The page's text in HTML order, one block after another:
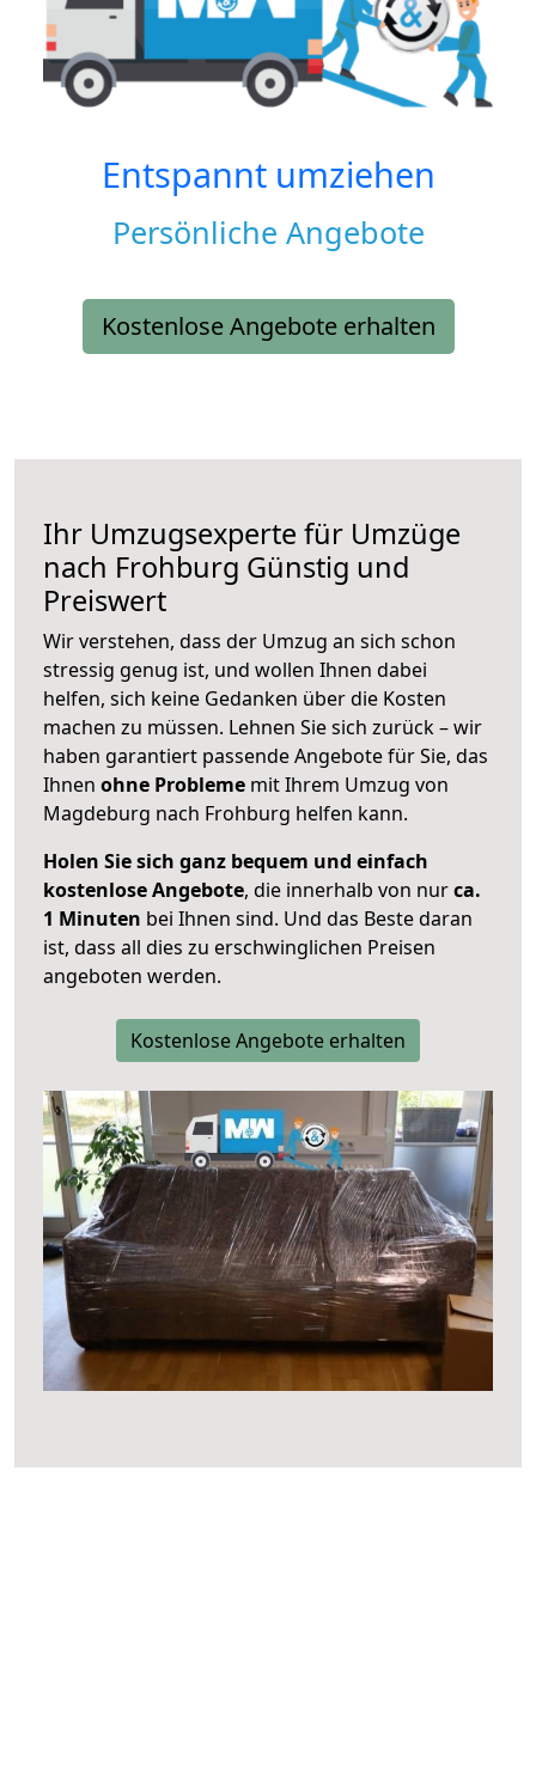
Entspannt umziehen
Persönliche Angebote
Kostenlose Angebote erhalten
Ihr Umzugsexperte für Umzüge
nach Frohburg Günstig und
Preiswert
Wir verstehen, dass der Umzug an sich schon
stressig genug ist, und wollen Ihnen dabei
helfen, sich keine Gedanken über die Kosten
machen zu müssen. Lehnen Sie sich zurück – wir
haben garantiert passende Angebote für Sie, das
Ihnen ohne Probleme mit Ihrem Umzug von
Magdeburg nach Frohburg helfen kann.
Holen Sie sich ganz bequem und einfach
kostenlose Angebote, die innerhalb von nurca.
1 Minuten bei Ihnen sind. Und das Beste daran
ist, dass all dies zu erschwinglichen Preisen
angeboten werden.
Kostenlose Angebote erhalten